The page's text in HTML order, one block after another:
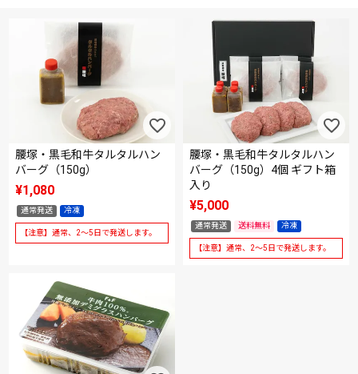
腰塚・黒毛和牛タルタルハン
バーグ（150g）
¥1,080
通常発送 冷凍
【注意】通常、2～5日で発送します。
腰塚・黒毛和牛タルタルハン
バーグ（150g）4個 ギフト箱
入り
¥5,000
通常発送 送料無料 冷凍
【注意】通常、2～5日で発送します。